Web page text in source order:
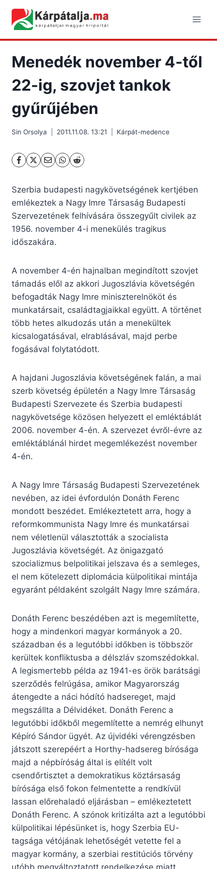
content
Menedék november 4-től
22-ig, szovjet tankok
gyűrűjében
Sin Orsolya 2011.11.08. 13:21 Kárpát-medence
Szerbia budapesti nagykövetségének kertjében
emlékeztek a Nagy Imre Társaság Budapesti
Szervezetének felhívására összegyűlt civilek az
1956. november 4-i menekülés tragikus
időszakára.
A november 4-én hajnalban megindított szovjet
támadás elől az akkori Jugoszlávia követségén
befogadták Nagy Imre miniszterelnököt és
munkatársait, családtagjaikkal együtt. A történet
több hetes alkudozás után a menekültek
kicsalogatásával, elrablásával, majd perbe
fogásával folytatódott.
A hajdani Jugoszlávia követségének falán, a mai
szerb követség épületén a Nagy Imre Társaság
Budapesti Szervezete és Szerbia budapesti
nagykövetsége közösen helyezett el emléktáblát
2006. november 4-én. A szervezet évről-évre az
emléktáblánál hirdet megemlékezést november
4-én.
A Nagy Imre Társaság Budapesti Szervezetének
nevében, az idei évfordulón Donáth Ferenc
mondott beszédet. Emlékeztetett arra, hogy a
reformkommunista Nagy Imre és munkatársai
nem véletlenül választották a szocialista
Jugoszlávia követségét. Az önigazgató
szocializmus belpolitikai jelszava és a semleges,
el nem kötelezett diplomácia külpolitikai mintája
egyaránt példaként szolgált Nagy Imre számára.
Donáth Ferenc beszédében azt is megemlítette,
hogy a mindenkori magyar kormányok a 20.
században és a legutóbbi időkben is többször
kerültek konfliktusba a délszláv szomszédokkal.
A legismertebb példa az 1941-es örök barátsági
szerződés felrúgása, amikor Magyarország
átengedte a náci hódító hadsereget, majd
megszállta a Délvidéket. Donáth Ferenc a
legutóbbi időkből megemlítette a nemrég elhunyt
Képíró Sándor ügyét. Az újvidéki vérengzésben
játszott szerepéért a Horthy-hadsereg bírósága
majd a népbíróság által is elítélt volt
csendőrtisztet a demokratikus köztársaság
bírósága első fokon felmentette a rendkívül
lassan előrehaladó eljárásban – emlékeztetett
Donáth Ferenc. A szónok kritizálta azt a legutóbbi
külpolitikai lépésünket is, hogy Szerbia EU-
tagsága vétójának lehetőségét vetette fel a
magyar kormány, a szerbiai restitúciós törvény
utóbb megváltoztatott rendelkezése miatt.